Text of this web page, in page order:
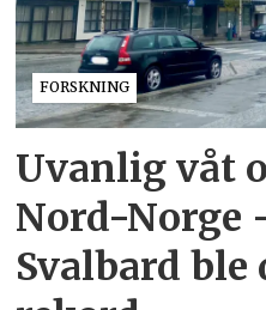
FORSKNING
Uvanlig våt
Nord-Norge
Svalbard ble